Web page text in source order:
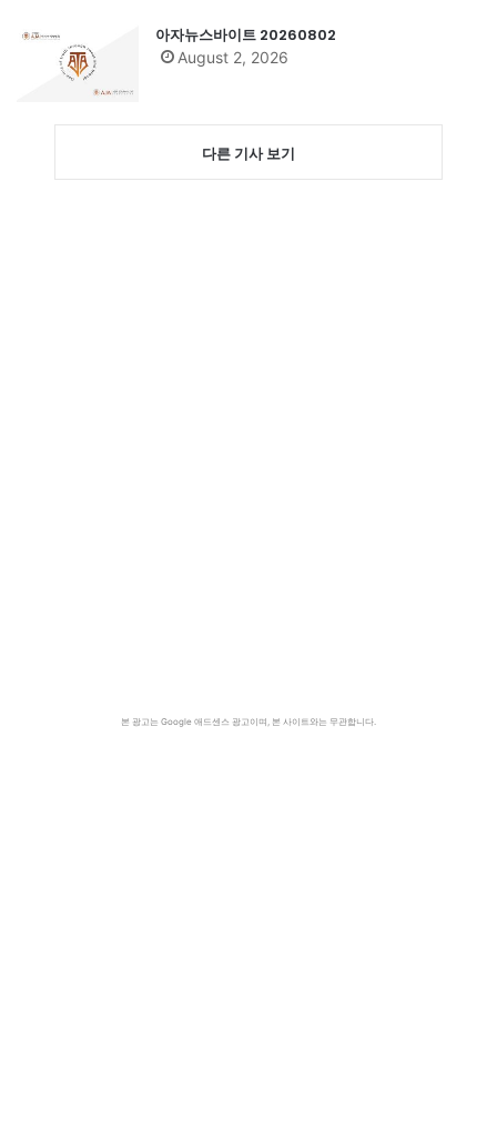
아자뉴스바이트 20260802
August 2, 2026
다른 기사 보기
본 광고는 Google 애드센스 광고이며, 본 사이트와는 무관합니다.